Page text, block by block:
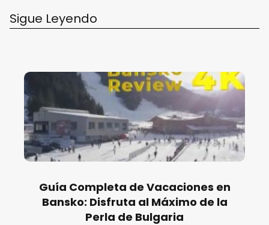
Sigue Leyendo
Guía Completa de Vacaciones en
Bansko: Disfruta al Máximo de la
Perla de Bulgaria